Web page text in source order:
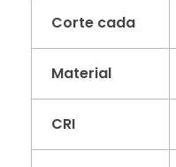
Corte cada
Material
CRI